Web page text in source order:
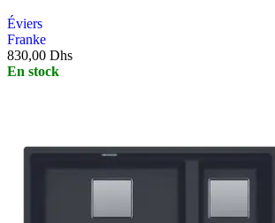
Éviers
Franke
830,00 Dhs
En stock